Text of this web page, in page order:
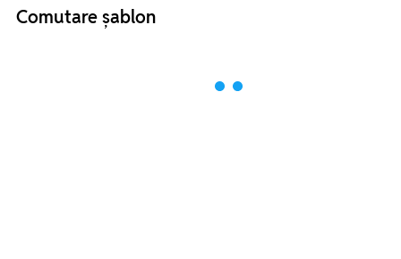
Comutare șablon